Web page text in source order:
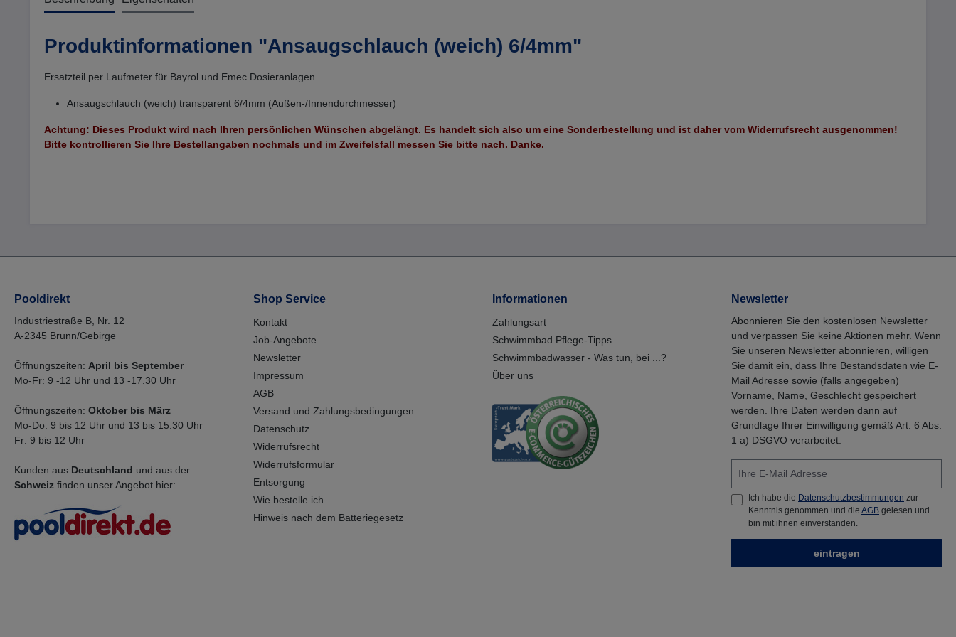
Produktinformationen "Ansaugschlauch (weich) 6/4mm"
Ersatzteil per Laufmeter für Bayrol und Emec Dosieranlagen.
Ansaugschlauch (weich) transparent 6/4mm (Außen-/Innendurchmesser)
Achtung: Dieses Produkt wird nach Ihren persönlichen Wünschen abgelängt. Es handelt sich also um eine Sonderbestellung und ist daher vom Widerrufsrecht ausgenommen!
Bitte kontrollieren Sie Ihre Bestellangaben nochmals und im Zweifelsfall messen Sie bitte nach. Danke.
Pooldirekt
Industriestraße B, Nr. 12
A-2345 Brunn/Gebirge
Öffnungszeiten: April bis September
Mo-Fr: 9 -12 Uhr und 13 -17.30 Uhr
Öffnungszeiten: Oktober bis März
Mo-Do: 9 bis 12 Uhr und 13 bis 15.30 Uhr
Fr: 9 bis 12 Uhr
Kunden aus Deutschland und aus der
Schweiz finden unser Angebot hier:
Shop Service
Kontakt
Job-Angebote
Newsletter
Impressum
AGB
Versand und Zahlungsbedingungen
Datenschutz
Widerrufsrecht
Widerrufsformular
Entsorgung
Wie bestelle ich ...
Hinweis nach dem Batteriegesetz
Informationen
Zahlungsart
Schwimmbad Pflege-Tipps
Schwimmbadwasser - Was tun, bei ...?
Über uns
Newsletter
Abonnieren Sie den kostenlosen Newsletter
und verpassen Sie keine Aktionen mehr. Wenn
Sie unseren Newsletter abonnieren, willigen
Sie damit ein, dass Ihre Bestandsdaten wie E-
Mail Adresse sowie (falls angegeben)
Vorname, Name, Geschlecht gespeichert
werden. Ihre Daten werden dann auf
Grundlage Ihrer Einwilligung gemäß Art. 6 Abs.
1 a) DSGVO verarbeitet.
Ich habe die Datenschutzbestimmungen zur
Kenntnis genommen und die AGB gelesen und
bin mit ihnen einverstanden.
eintragen